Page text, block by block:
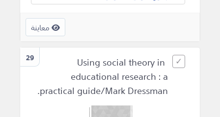
معاينة
29
Using social theory in
educational research : a
practical guide/Mark Dressman.